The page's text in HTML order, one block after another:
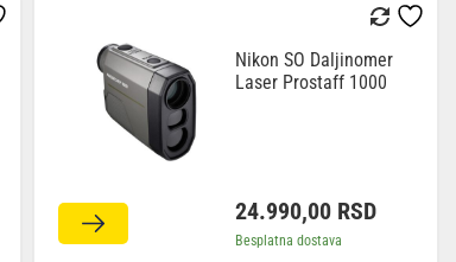
Nikon SO Daljinomer
Laser Prostaff 1000
24.990,00 RSD
Besplatna dostava